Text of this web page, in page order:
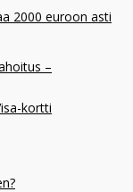
2000 euroon asti
–
kortti